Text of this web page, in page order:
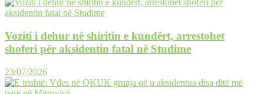
Voziti i dehur në shiritin e kundërt, arrestohet
shoferi për aksidentin fatal në Studime
23/07/2026